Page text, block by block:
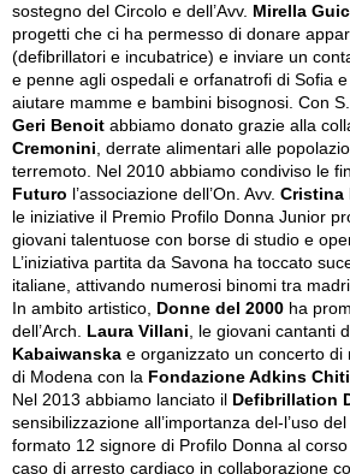
sostegno del Circolo e dell’Avv. Mirella
progetti che ci ha permesso di donare
(defibrillatori e incubatrice) e inviare un
e penne agli ospedali e orfanatrofi di Sofia
aiutare mamme e bambini bisognosi. Con
Geri Benoit abbiamo donato grazie alla
Cremonini , derrate alimentari alle
terremoto. Nel 2010 abbiamo condiviso le
Futuro l’associazione dell’On. Avv. Cristina
le iniziative il Premio Profilo Donna Junior
giovani talentuose con borse di studio e
L’iniziativa partita da Savona ha toccato
italiane, attivando numerosi binomi tra
In ambito artistico,
Donne del 2000 ha
dell’Arch.
Laura Villani , le giovani cantanti
Kabaiwanska e organizzato un concerto di
di Modena con la Fondazione Adkins
Nel 2013 abbiamo lanciato il
Defibrillation
sensibilizzazione all’importanza del-l’uso
formato 12 signore di Profilo Donna al
caso di arresto cardiaco in collaborazione